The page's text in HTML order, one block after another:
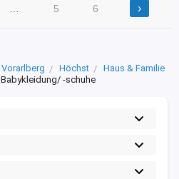
5 6 ›
Vorarlberg Höchst
Haus & Familie
Babykleidung/ -schuhe